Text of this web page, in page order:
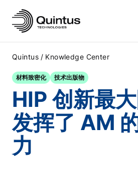
Quintus / Knowledge Center
材料致密化 技术出版物
HIP 创新最
发挥了 AM
力